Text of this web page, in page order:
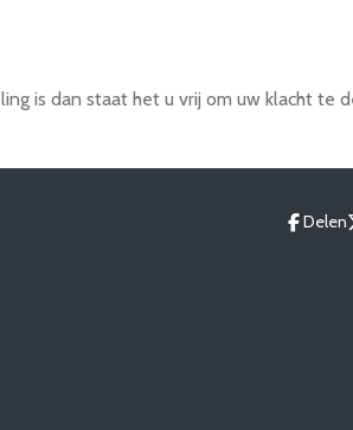
is dan staat het u vrij om uw klacht te
Delen